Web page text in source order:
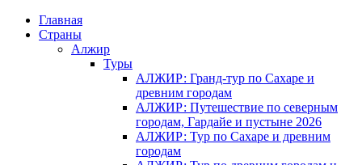
Главная
Страны
Алжир
Туры
АЛЖИР: Гранд-тур по Сахаре и
древним городам
АЛЖИР: Путешествие по северным
городам, Гардайе и пустыне 2026
АЛЖИР: Тур по Сахаре и древним
городам